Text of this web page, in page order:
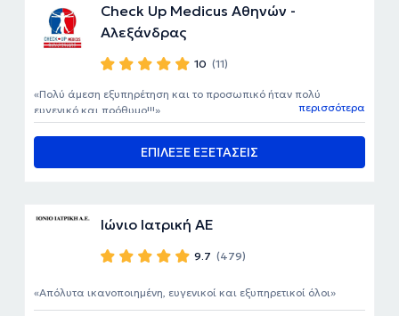
Check Up Medicus Αθηνών -
Αλεξάνδρας
10 (11)
ΕΠΙΛΕΞΕ ΕΞΕΤΑΣΕΙΣ
Πολύ άμεση εξυπηρέτηση και το προσωπικό ήταν πολύ
ευγενικό και πρόθυμο!!!
περισσότερα
Ιώνιο Ιατρική ΑΕ
9.7 (479)
Απόλυτα ικανοποιημένη, ευγενικοί και εξυπηρετικοί όλοι